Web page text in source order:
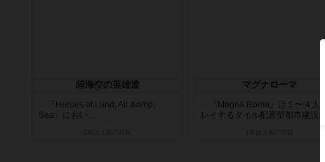
陸海空の英雄達
『Heroes of Land, Air &amp;
Sea』におい...
マグナローマ
『Magna Roma』は１〜４人
レイするタイル配置型都市建設ボ